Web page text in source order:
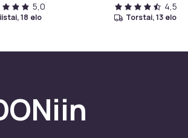
5,0
tiistai, 18 elo
4,5
torstai, 13 elo